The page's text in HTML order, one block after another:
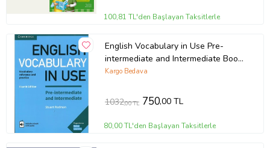
100,81 TL'den Başlayan Taksitlerle
English Vocabulary in Use Pre-
intermediate and Intermediate Book
and CD
Kargo Bedava
1032,00 TL 750,00 TL
80,00 TL'den Başlayan Taksitlerle